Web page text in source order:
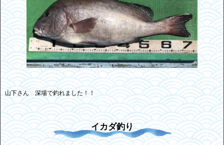
山下さん 深場で釣れました！！
イカダ釣り